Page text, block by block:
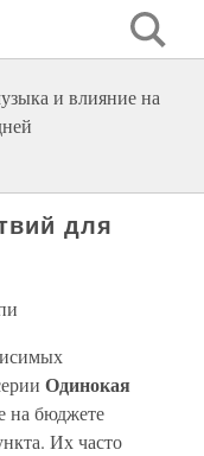
и влияние на
для
Одинокая
на бюджете
Их часто